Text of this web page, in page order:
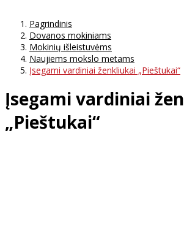
Pagrindinis
Dovanos mokiniams
Mokinių išleistuvėms
Naujiems mokslo metams
Įsegami vardiniai ženkliukai „Pieštukai“
Įsegami vardiniai
„Pieštukai“